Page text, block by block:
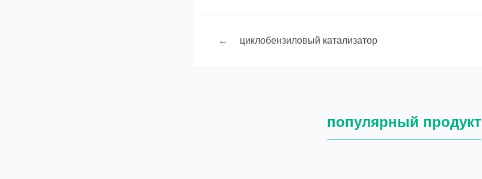
← циклобензиловый катализатор
популярный продукт